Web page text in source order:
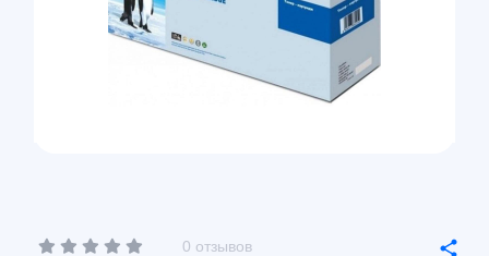
0 отзывов